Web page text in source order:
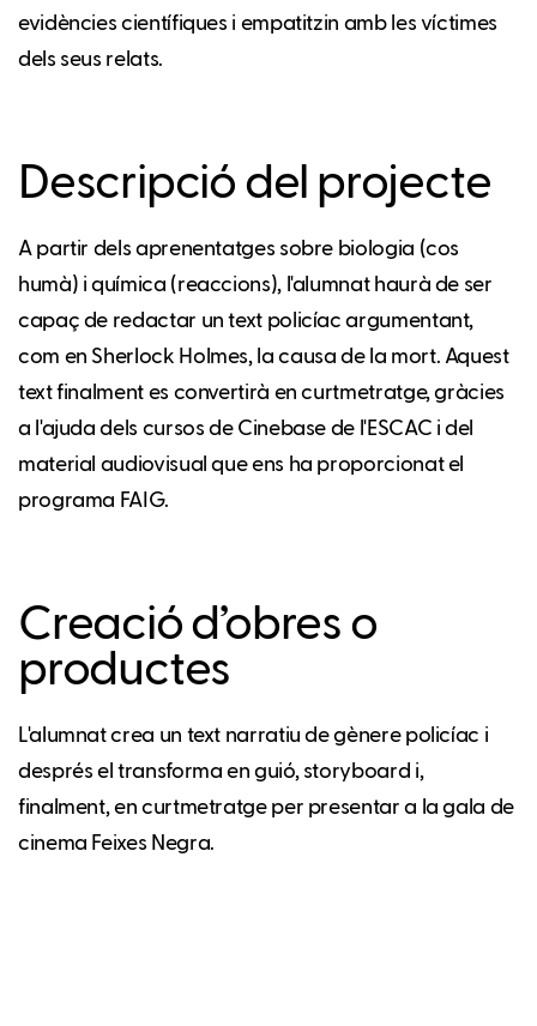
evidències científiques i empatitzin amb les víctimes
dels seus relats.
Descripció del projecte
A partir dels aprenentatges sobre biologia (cos
humà) i química (reaccions), l'alumnat haurà de ser
capaç de redactar un text policíac argumentant,
com en Sherlock Holmes, la causa de la mort. Aquest
text finalment es convertirà en curtmetratge, gràcies
a l'ajuda dels cursos de Cinebase de l'ESCAC i del
material audiovisual que ens ha proporcionat el
programa FAIG.
Creació d’obres o
productes
L'alumnat crea un text narratiu de gènere policíac i
després el transforma en guió, storyboard i,
finalment, en curtmetratge per presentar a la gala de
cinema Feixes Negra.